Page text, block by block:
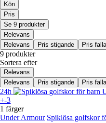
Kön
Pris
Se 9 produkter
Relevans
Relevans
Pris stigande Pris
9 produkter
Sortera efter
Relevans
Relevans
Pris stigande Pris
24h
+-3
1 färger
Under Armour Spiklösa golfskor